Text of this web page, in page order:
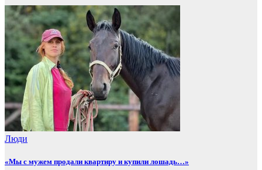
Люди
«Мы с мужем продали квартиру и купили лошадь…»